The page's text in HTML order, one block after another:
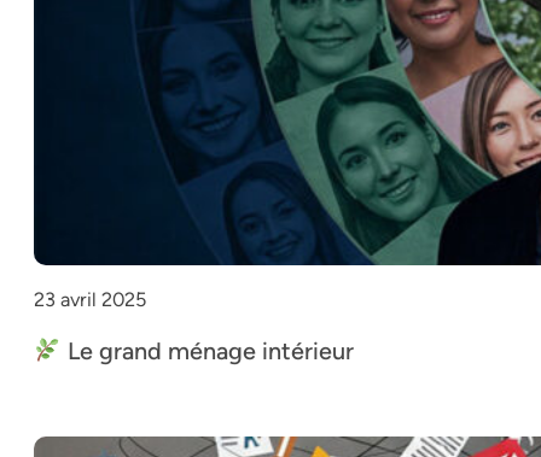
23 avril 2025
Le grand ménage intérieur